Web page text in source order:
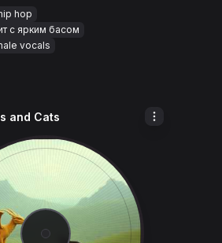
hop
с ярким басом
vocals
and Cats